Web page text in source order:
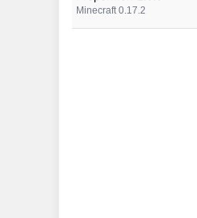
Minecraft 0.17.2